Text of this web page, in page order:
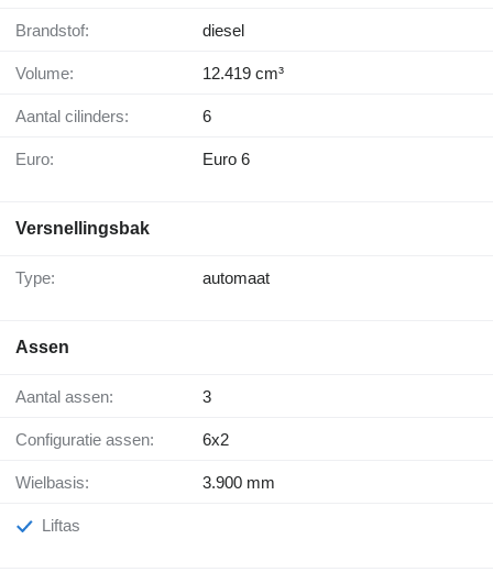
Brandstof: diesel
Volume: 12.419 cm³
Aantal cilinders: 6
Euro: Euro 6
Versnellingsbak
Type: automaat
Assen
Aantal assen: 3
Configuratie assen: 6x2
Wielbasis: 3.900 mm
Liftas